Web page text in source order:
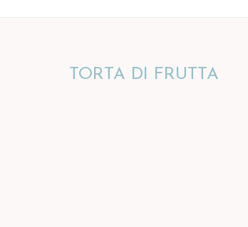
TORTA DI FRUTTA